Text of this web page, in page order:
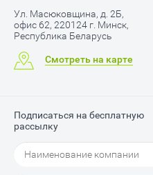
Ул. Масюковщина, д. 2Б,
офис 62, 220124 г. Минск,
Республика Беларусь
Смотреть на карте
Подписаться на бесплатную
рассылку